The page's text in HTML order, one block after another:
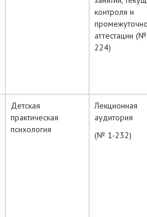
контроля и
аттестации
224)
Детская
практическая
психология
Лекционная
аудитория
(№ 1-232)